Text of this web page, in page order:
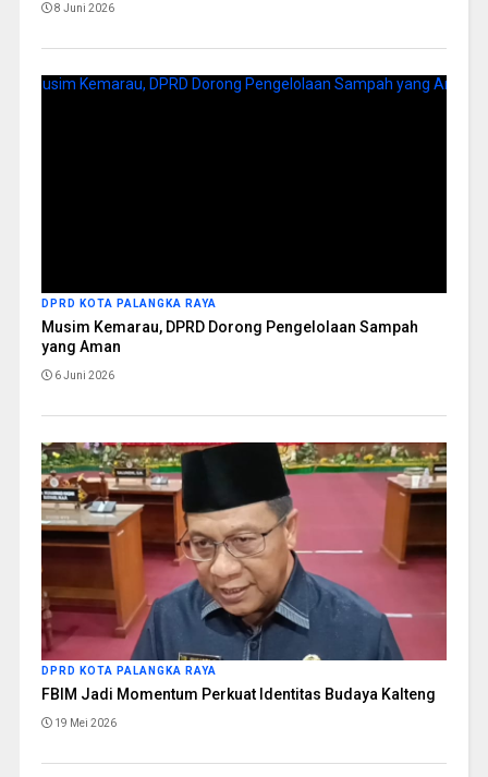
8 Juni 2026
DPRD KOTA PALANGKA RAYA
Musim Kemarau, DPRD Dorong Pengelolaan Sampah
yang Aman
6 Juni 2026
DPRD KOTA PALANGKA RAYA
FBIM Jadi Momentum Perkuat Identitas Budaya Kalteng
19 Mei 2026